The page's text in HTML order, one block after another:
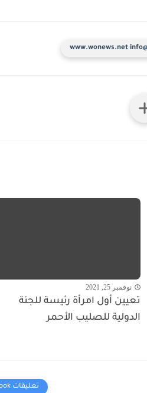
نوفمبر 25, 2021
تعيين أول امرأة رئيسة للجنة
الدولية للصليب الأحمر